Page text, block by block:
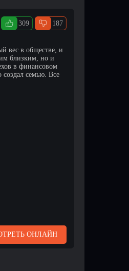
309 187
вес в обществе, и
близким, но и
в финансовом
создал семью. Все
ОНЛАЙН